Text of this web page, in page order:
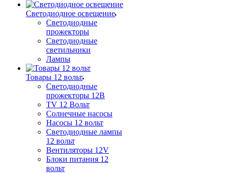
Светодиодное освещение
Светодиодные
прожекторы
Светодиодные
светильники
Лампы
Товары 12 вольт
Светодиодные
прожекторы 12В
TV 12 Вольт
Солнечные насосы
Насосы 12 вольт
Светодиодные лампы
12 вольт
Вентиляторы 12V
Блоки питания 12
вольт